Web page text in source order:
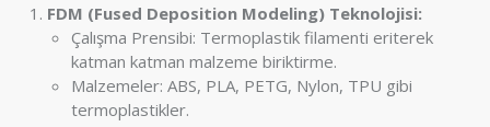
FDM (Fused Deposition Modeling) Teknolojisi:
Çalışma Prensibi: Termoplastik filamenti eriterek
katman katman malzeme biriktirme.
Malzemeler: ABS, PLA, PETG, Nylon, TPU gibi
termoplastikler.